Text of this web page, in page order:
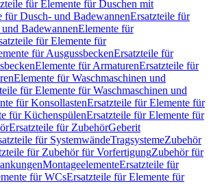
für Elemente für Duschen mit
für Dusch- und BadewannenErsatzteile für
BadewannenElemente für
für Elemente für
für AusgussbeckenErsatzteile für
Elemente für ArmaturenErsatzteile für
Elemente für Waschmaschinen und
für Elemente für Waschmaschinen und
für KonsollastenErsatzteile für Elemente für
für KüchenspülenErsatzteile für Elemente für
Ersatzteile für ZubehörGeberit
für SystemwändeTragsystemeZubehör
für Zubehör für VorfertigungZubehör für
MontageelementeErsatzteile für
für WCsErsatzteile für Elemente für